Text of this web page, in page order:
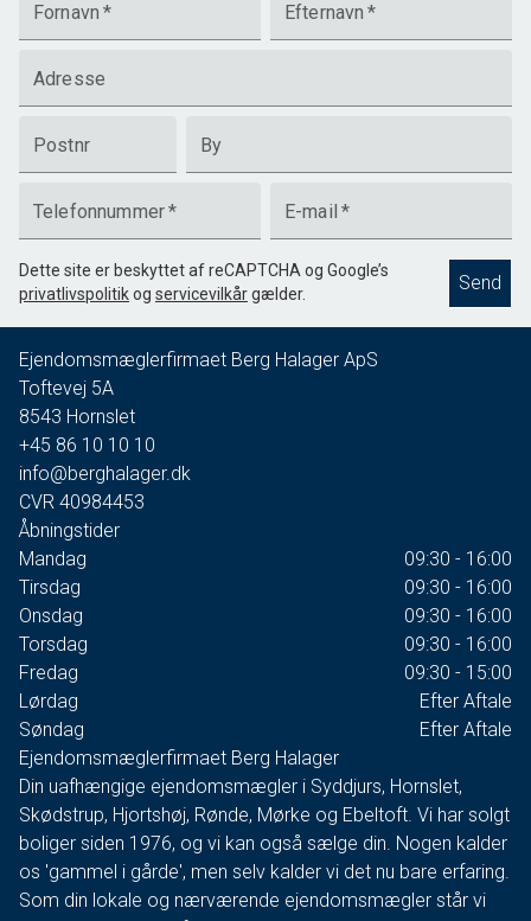
Fornavn * Efternavn *
Adresse
Postnr By
Telefonnummer* E-mail *
Dette site er beskyttet af reCAPTCHA og Google’s
privatlivspolitikog servicevilkårgælder. Send
Ejendomsmæglerfirmaet Berg Halager ApS
Toftevej 5A
8543 Hornslet
+45 86 10 10 10
info@berghalager.dk
CVR 40984453
Åbningstider
Mandag
09:30 - 16:00
Tirsdag
09:30 - 16:00
Onsdag
09:30 - 16:00
Torsdag
09:30 - 16:00
Fredag
09:30 - 15:00
Lørdag
Efter Aftale
Søndag
Efter Aftale
Ejendomsmæglerfirmaet Berg Halager
Din uafhængige ejendomsmægler i Syddjurs, Hornslet,
Skødstrup, Hjortshøj, Rønde, Mørke og Ebeltoft. Vi har solgt
boliger siden 1976, og vi kan også sælge din. Nogen kalder
os 'gammel i gårde', men selv kalder vi det nu bare erfaring.
Som din lokale og nærværende ejendomsmægler står vi